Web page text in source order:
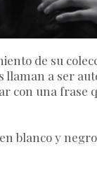
de su
llaman a ser
con una frase
blanco y